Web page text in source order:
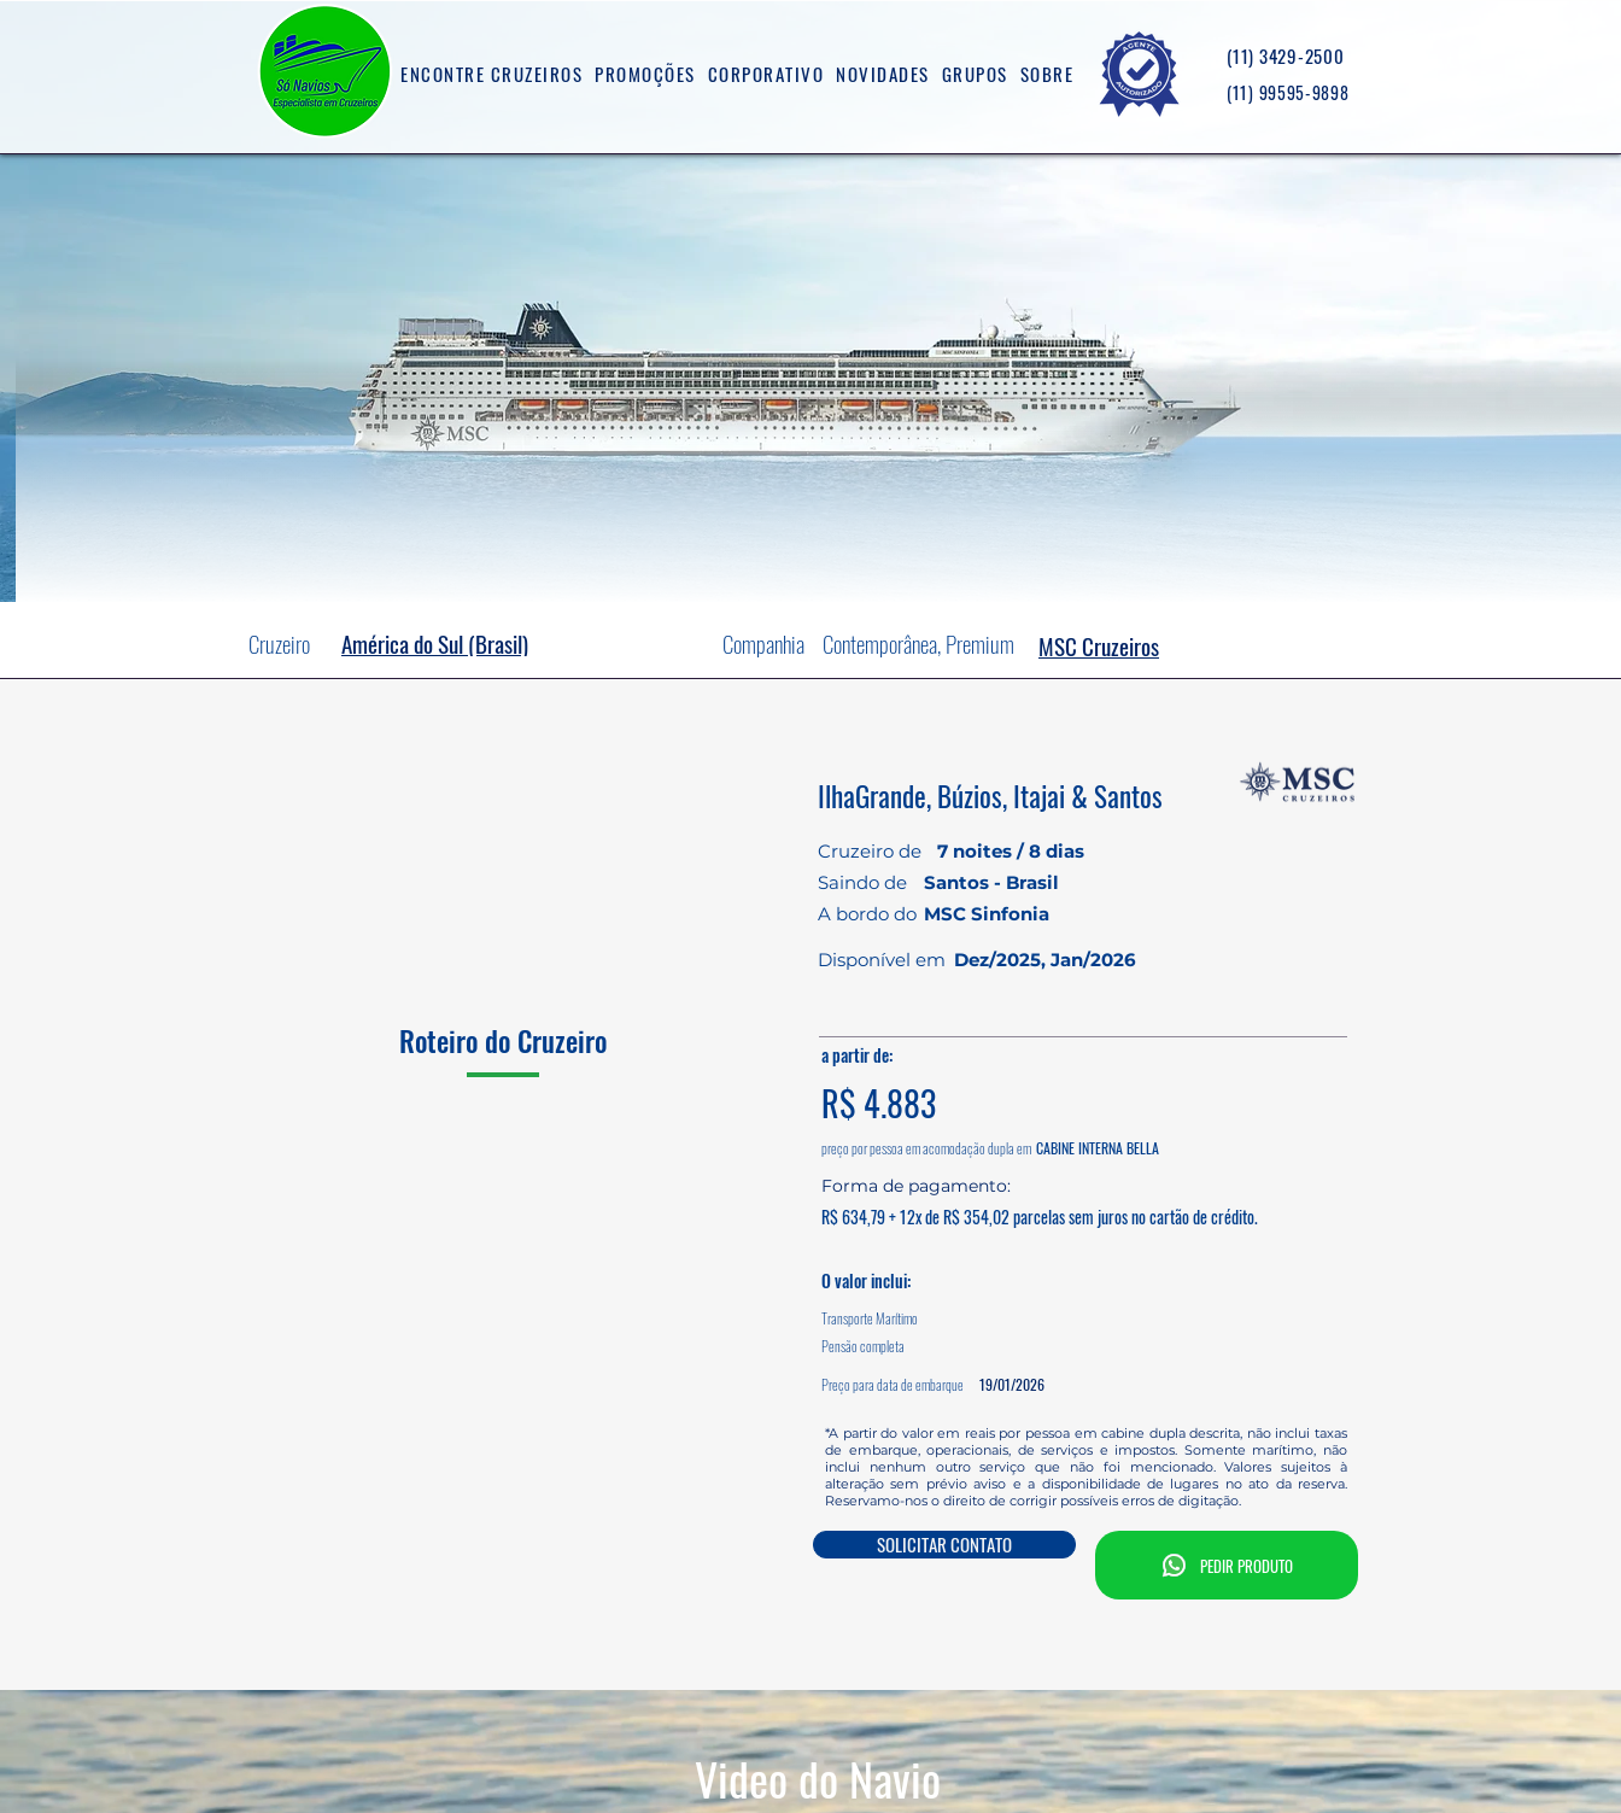
ENCONTRE CRUZEIROS PROMOÇÕES CORPORATIVO NOVIDADES GRUPOS SOBRE
(11) 3429-2500
(11) 99595-9898
Cruzeiro América do Sul (Brasil) Companhia Contemporânea, Premium MSC Cruzeiros
Roteiro do Cruzeiro
IlhaGrande, Búzios, Itajai & Santos
Cruzeiro de
7 noites / 8 dias
Saindo de
Santos - Brasil
A bordo do MSC Sinfonia
Dez/2025, Jan/2026
Disponível em
a partir de:
R$ 4.883
CABINE INTERNA BELLA
preço por pessoa em acomodação dupla em
Forma de pagamento:
R$ 634,79 + 12x de R$ 354,02 parcelas sem juros no cartão de crédito.
O valor inclui:
Transporte Marítimo
Pensão completa
Preço para data de embarque
19/01/2026
*A partir do valor em reais por pessoa em cabine dupla descrita, não inclui taxas
de embarque, operacionais, de serviços e impostos. Somente marítimo, não
inclui nenhum outro serviço que não foi mencionado. Valores sujeitos à
alteração sem prévio aviso e a disponibilidade de lugares no ato da reserva.
Reservamo-nos o direito de corrigir possíveis erros de digitação.
SOLICITAR CONTATO
PEDIR PRODUTO
Video do Navio